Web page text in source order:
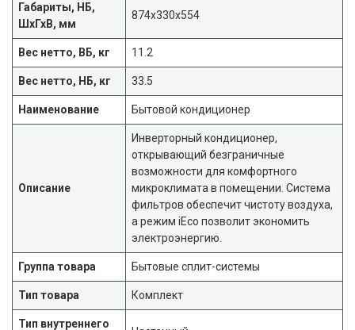
Габариты, НБ,
ШхГхВ, мм
874x330x554
Вес нетто, ВБ, кг 11.2
Вес нетто, НБ, кг 33.5
Наименование Бытовой кондиционер
Описание
Инверторный кондиционер,
открывающий безграничные
возможности для комфортного
микроклимата в помещении. Система
фильтров обеспечит чистоту воздуха,
а режим iEco позволит экономить
электроэнергию.
Группа товара Бытовые сплит-системы
Тип товара Комплект
Тип внутреннего